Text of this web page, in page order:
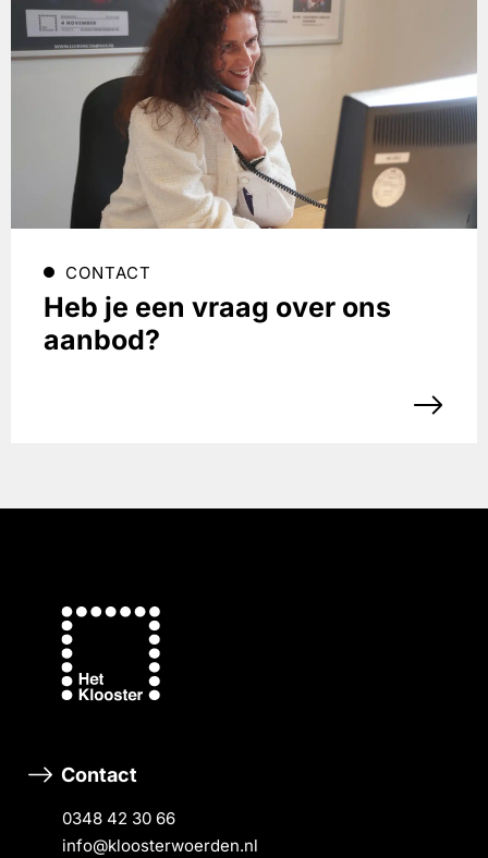
CONTACT
Heb je een vraag over ons
aanbod?
Contact
0348 42 30 66
info@kloosterwoerden.nl